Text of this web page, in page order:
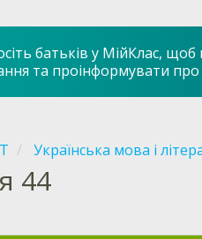
батьків у МійКлас,
та проінформувати про
Українська мова і
44